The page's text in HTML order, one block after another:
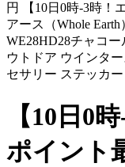
円 【10日0時-3時！
アース（Whole
WE28HD28チャコ
ウトドア ウインタ
セサリー ステッカー
【10日0
ポイント